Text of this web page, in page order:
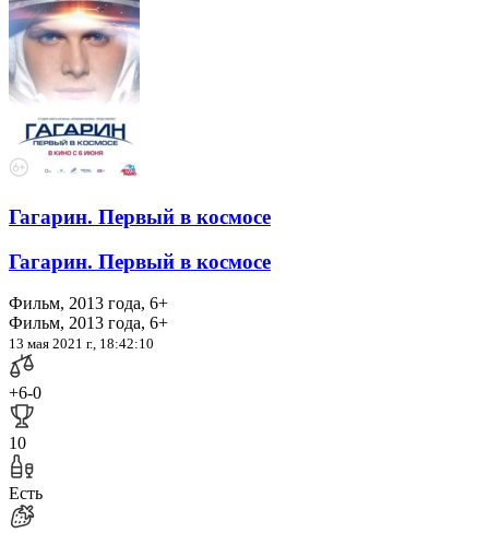
Гагарин. Первый в космосе
Гагарин. Первый в космосе
Фильм, 2013 года, 6+
Фильм, 2013 года, 6+
13 мая 2021 г., 18:42:10
+6-0
10
Есть